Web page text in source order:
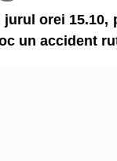
jurul orei
un accident